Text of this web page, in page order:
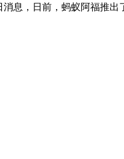
消息，日前，蚂蚁阿福推